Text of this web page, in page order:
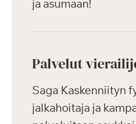
ja asumaan!
Palvelut
Saga Kaskenniityn
jalkahoitaja ja